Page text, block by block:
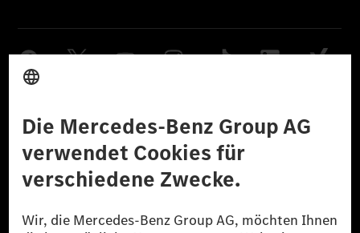
Datenschutz Lizenzhinweise Dritter Barrierefreiheit
© 2026 Mercedes-Benz Group AG. Alle Rechte vorbehalten.